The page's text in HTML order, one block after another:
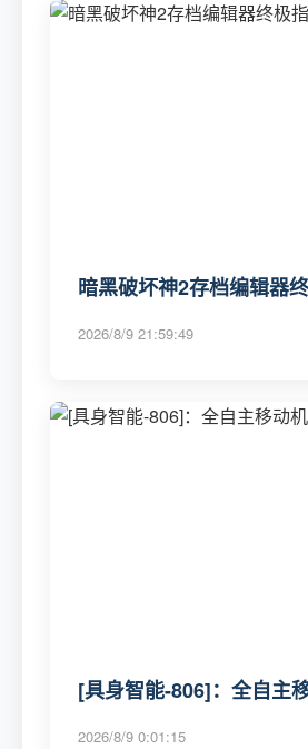
暗黑破坏神2存档编辑器
2026/8/9 21:59:49
[具身智能-806]：全自主
2026/8/9 0:01:15